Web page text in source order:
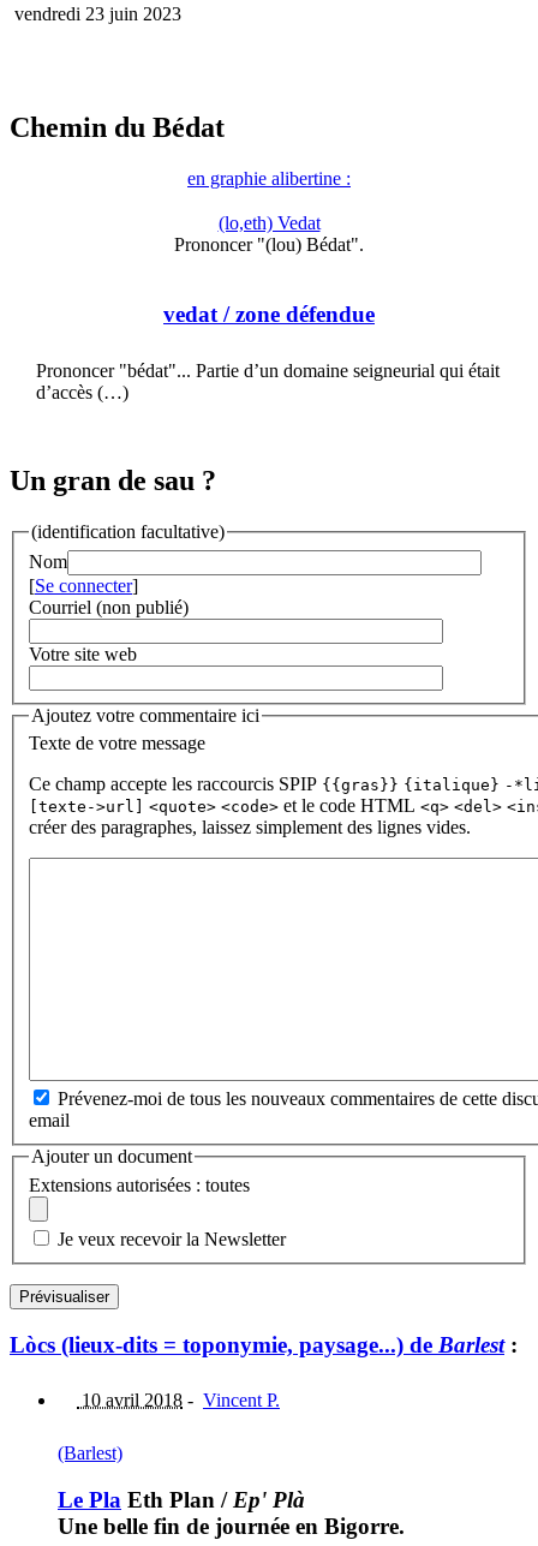
vendredi 23 juin 2023
Chemin du Bédat
en graphie alibertine :
(lo,eth) Vedat
Prononcer "(lou) Bédat".
vedat / zone défendue
Prononcer "bédat"... Partie d’un domaine seigneurial qui était
d’accès (…)
Un gran de sau ?
(identification facultative)
Nom
[Se connecter]
Courriel (non publié)
Votre site web
Ajoutez votre commentaire ici
Texte de votre message
Ce champ accepte les raccourcis SPIP {{gras}} {italique} -
[texte->url]
<quote> <code> et le code HTML <q> <del>
créer des paragraphes, laissez simplement des lignes vides.
Prévenez-moi de tous les nouveaux commentaires de cette
email
Ajouter un document
Extensions autorisées : toutes
Je veux recevoir la Newsletter
Lòcs (lieux-dits = toponymie, paysage...) de Barlest:
10 avril 2018 - Vincent P.
(Barlest)
Le Pla Eth Plan / Ep' Plà
Une belle fin de journée en Bigorre.